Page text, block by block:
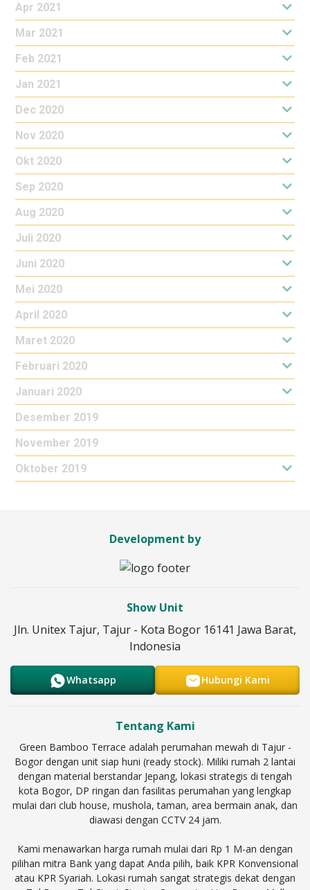
Apr 2021
Mar 2021
Feb 2021
Jan 2021
Dec 2020
Nov 2020
Okt 2020
Sep 2020
Aug 2020
Juli 2020
Juni 2020
Mei 2020
April 2020
Maret 2020
Februari 2020
Januari 2020
Desember 2019
November 2019
Oktober 2019
Show Unit
Jln. Unitex Tajur, Tajur - Kota Bogor 16141 Jawa Barat,
Indonesia
Whatsapp Hubungi Kami
Development by
Tentang Kami
Green Bamboo Terrace adalah perumahan mewah di Tajur -
Bogor dengan unit siap huni (ready stock). Miliki rumah 2 lantai
dengan material berstandar Jepang, lokasi strategis di tengah
kota Bogor, DP ringan dan fasilitas perumahan yang lengkap
mulai dari club house, mushola, taman, area bermain anak, dan
diawasi dengan CCTV 24 jam.
Kami menawarkan harga rumah mulai dari Rp 1 M-an dengan
pilihan mitra Bank yang dapat Anda pilih, baik KPR Konvensional
atau KPR Syariah. Lokasi rumah sangat strategis dekat dengan